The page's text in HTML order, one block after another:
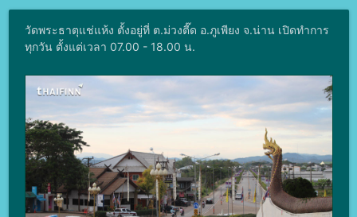
วัดพระธาตุแช่แห้ง ตั้งอยู่ที่ ต.ม่วงตี๊ด อ.ภูเพียง จ.น่าน เปิดทำการ
ทุกวัน ตั้งแต่เวลา 07.00 - 18.00 น.